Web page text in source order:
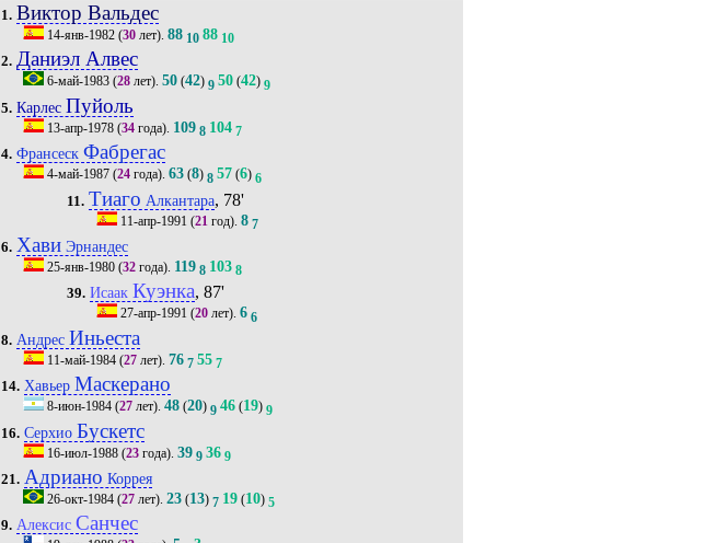
1. Виктор Вальдес
14-янв-1982 (30 лет).88 10 88 10
2. Даниэл Алвес
6-май-1983 (28 лет).50 (42) 9 50 (42) 9
5. Карлес Пуйоль
13-апр-1978 (34 года). 109 8 104 7
4. ФрансескФабрегас
4-май-1987 (24 года).63 (8) 8 57 (6) 6
11. Тиаго Алкантара, 78'
11-апр-1991 (21 год). 8 7
6. Хави Эрнандес
25-янв-1980 (32 года). 119 8 103 8
39. ИсаакКуэнка, 87'
27-апр-1991 (20лет). 6 6
8. Андрес Иньеста
11-май-1984 (27 лет).76 7 55 7
14. Хавьер Маскерано
8-июн-1984 (27 лет).48 (20) 9 46 (19) 9
16. Серхио Бускетс
16-июл-1988 (23 года).39 9 36 9
21. Адриано Коррея
26-окт-1984 (27 лет).23 (13) 7 19 (10) 5
9. АлексисСанчес